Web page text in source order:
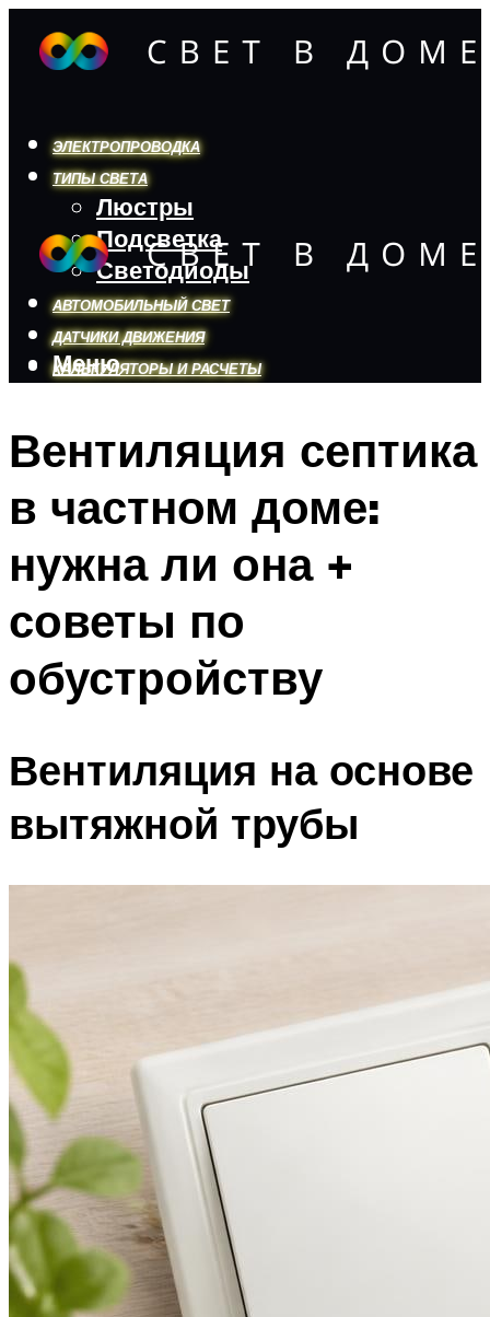
ЭЛЕКТРОПРОВОДКА
ТИПЫ СВЕТА
Люстры
Подсветка
Светодиоды
АВТОМОБИЛЬНЫЙ СВЕТ
ДАТЧИКИ ДВИЖЕНИЯ
КАЛЬКУЛЯТОРЫ И РАСЧЕТЫ
Меню
Меню
Вентиляция септика
в частном доме:
нужна ли она +
советы по
обустройству
Вентиляция на основе
вытяжной трубы